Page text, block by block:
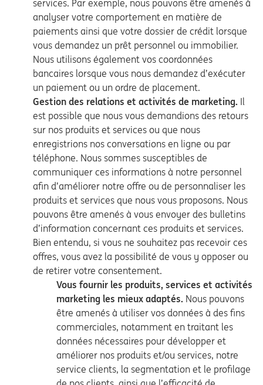
services. Par exemple, nous pouvons être amenés à
analyser votre comportement en matière de
paiements ainsi que votre dossier de crédit lorsque
vous demandez un prêt personnel ou immobilier.
Nous utilisons également vos coordonnées
bancaires lorsque vous nous demandez d’exécuter
un paiement ou un ordre de placement.
Gestion des relations et activités de marketing. Il
est possible que nous vous demandions des retours
sur nos produits et services ou que nous
enregistrions nos conversations en ligne ou par
téléphone. Nous sommes susceptibles de
communiquer ces informations à notre personnel
afin d’améliorer notre offre ou de personnaliser les
produits et services que nous vous proposons. Nous
pouvons être amenés à vous envoyer des bulletins
d’information concernant ces produits et services.
Bien entendu, si vous ne souhaitez pas recevoir ces
offres, vous avez la possibilité de vous y opposer ou
de retirer votre consentement.
Vous fournir les produits, services et activités
marketing les mieux adaptés. Nous pouvons
être amenés à utiliser vos données à des fins
commerciales, notamment en traitant les
données nécessaires pour développer et
améliorer nos produits et/ou services, notre
service clients, la segmentation et le profilage